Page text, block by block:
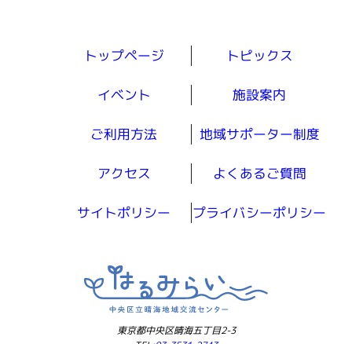
トップページ トピックス
イベント 施設案内
ご利用方法 地域サポーター制度
アクセス よくあるご質問
サイトポリシー プライバシーポリシー
東京都中央区晴海五丁目2-3